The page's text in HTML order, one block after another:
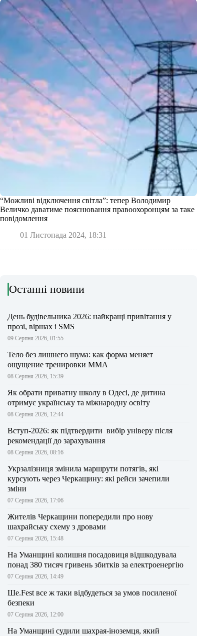
“Можливі відключення світла”: тепер Володимир
Величко даватиме пояснювання правоохоронцям за таке
повідомлення
01 Листопада 2024, 18:31
Останні новини
День будівельника 2026: найкращі привітання у
прозі, віршах і SMS
09 Серпня 2026, 01:55
Тело без лишнего шума: как форма меняет
ощущение тренировки ММА
08 Серпня 2026, 15:39
Як обрати приватну школу в Одесі, де дитина
отримує українську та міжнародну освіту
08 Серпня 2026, 12:44
Вступ-2026: як підтвердити вибір універу після
рекомендації до зарахування
08 Серпня 2026, 08:16
Укрзалізниця змінила маршрути потягів, які
курсують через Черкащину: які рейси зачепили
зміни
07 Серпня 2026, 17:06
Жителів Черкащини попередили про нову
шахрайську схему з дровами
07 Серпня 2026, 15:48
На Уманщині колишня посадовиця відшкодувала
понад 380 тисяч гривень збитків за електроенергію
07 Серпня 2026, 14:49
Ше.Fest все ж таки відбудеться за умов посиленої
безпеки
07 Серпня 2026, 12:00
На Уманщині судили шахрая-іноземця, який